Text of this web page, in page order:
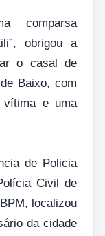
comparsa
obrigou a
o casal de
Baixo, com
vítima e uma
de Policia
Civil de
localizou
da cidade